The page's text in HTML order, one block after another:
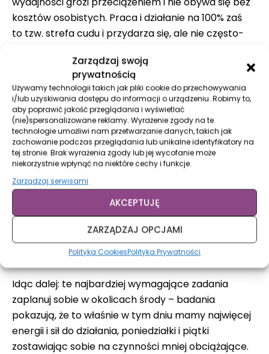
Zarządzaj swoją
prywatnością
Używamy technologii takich jak pliki cookie do przechowywania
i/lub uzyskiwania dostępu do informacji o urządzeniu. Robimy to,
aby poprawić jakość przeglądania i wyświetlać
(nie)spersonalizowane reklamy. Wyrażenie zgody na te
technologie umożliwi nam przetwarzanie danych, takich jak
zachowanie podczas przeglądania lub unikalne identyfikatory na
tej stronie. Brak wyrażenia zgody lub jej wycofanie może
niekorzystnie wpłynąć na niektóre cechy i funkcje.
Zarządzaj serwisami
AKCEPTUJĘ
ZARZĄDZAJ OPCJAMI
Polityka CookiesPolityka Prywatności
kosztów osobistych. Praca i działanie na 100% zaś
to tzw. strefa cudu i przydarza się, ale nie często-
zadań jeszcze raz. I nie przekraczaj tych 80%!
5. W pracy intensywność malejąca
W grudniu warto planować pracę mając na
uwadze specyfikę przedświątecznego czasu oraz
własną energię. To nie jest idealny moment na
rozkręcanie nowego projektu, bo Twoja głowa, jak i
głowy wielu z nas, krąży gdzieś pomiędzy
sklepowymi półkami, wśród dylematów
prezentowych i kolorowych bombek. Dlatego
warto zadania największego kalibru odhaczyć na
samym początku miesiąca, zostawiając sobie na
czas bliżej Świąt zajęcia mniej absorbujące.
Idąc dalej: te najbardziej wymagające zadania
zaplanuj sobie w okolicach środy – badania
pokazują, że to właśnie w tym dniu mamy najwięcej
energii i sił do działania, poniedziałki i piątki
zostawiając sobie na czynności mniej obciążające.